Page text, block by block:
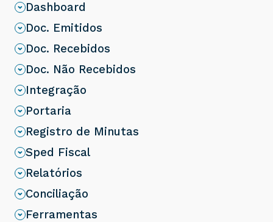
Dashboard
Doc. Emitidos
Doc. Recebidos
Doc. Não Recebidos
Integração
Portaria
Registro de Minutas
Sped Fiscal
Relatórios
Conciliação
Ferramentas